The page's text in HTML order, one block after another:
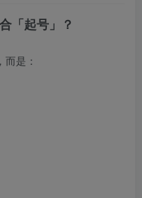
「起号」？
是：